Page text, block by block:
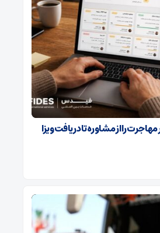
را از مشاوره تا دریافت ویزا